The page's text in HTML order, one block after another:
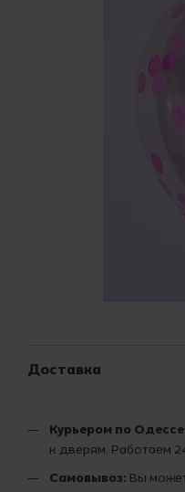
Доставка
Курьером по
к дверям. Работаем
Самовывоз: Вы